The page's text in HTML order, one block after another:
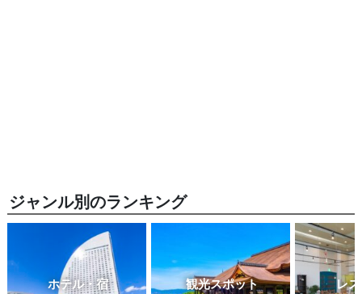
ジャンル別のランキング
ホテル・宿 観光スポット レ